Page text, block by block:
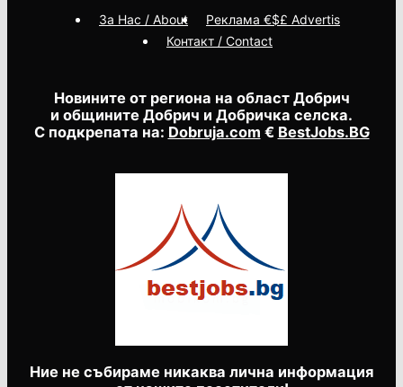
Новините от региона на област Добрич
и общините Добрич и Добричка селска.
С подкрепата на: Dobruja.com € BestJobs.BG
Ние не събираме никаква лична информация
За Нас / About
Реклама €$£ Advertis
Контакт / Contact